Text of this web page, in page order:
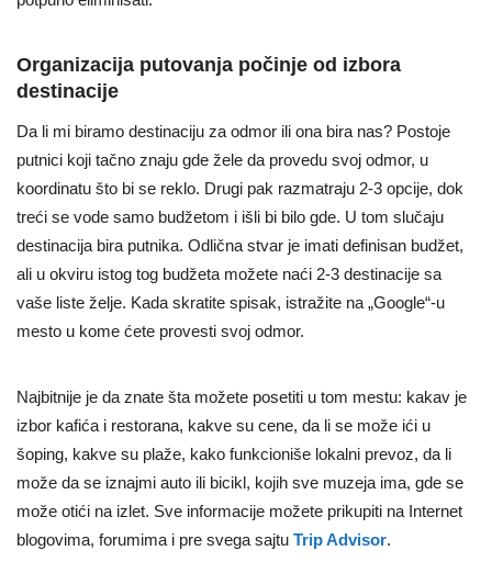
Organizacija putovanja počinje od izbora
destinacije
Da li mi biramo destinaciju za odmor ili ona bira nas? Postoje
putnici koji tačno znaju gde žele da provedu svoj odmor, u
koordinatu što bi se reklo. Drugi pak razmatraju 2-3 opcije, dok
treći se vode samo budžetom i išli bi bilo gde. U tom slučaju
destinacija bira putnika. Odlična stvar je imati definisan budžet,
ali u okviru istog tog budžeta možete naći 2-3 destinacije sa
vaše liste želje. Kada skratite spisak, istražite na „Google“-u
mesto u kome ćete provesti svoj odmor.
Najbitnije je da znate šta možete posetiti u tom mestu: kakav je
izbor kafića i restorana, kakve su cene, da li se može ići u
šoping, kakve su plaže, kako funkcioniše lokalni prevoz, da li
može da se iznajmi auto ili bicikl, kojih sve muzeja ima, gde se
može otići na izlet. Sve informacije možete prikupiti na Internet
blogovima, forumima i pre svega sajtu Trip Advisor.